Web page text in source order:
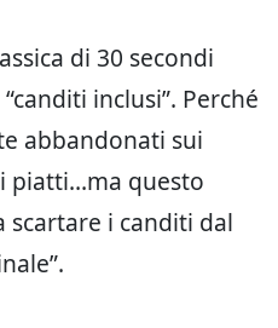
di 30 secondi
inclusi”. Perché
abbandonati sui
piatti…ma questo
scartare i canditi dal